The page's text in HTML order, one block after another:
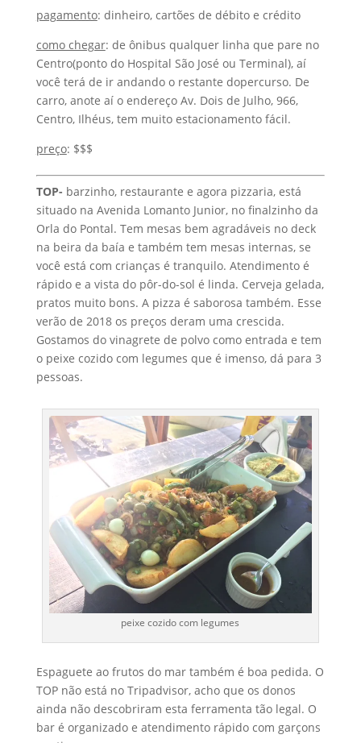
Centro, Ilhéus, tem muito estacionamento fácil.
: $$$
TOP- barzinho, restaurante e agora pizzaria, está
situado na Avenida Lomanto Junior, no finalzinho da
Orla do Pontal. Tem mesas bem agradáveis no deck
você está com crianças é tranquilo. Atendimento é
rápido e a vista do pôr-do-sol é linda. Cerveja gelada,
pratos muito bons. A pizza é saborosa também. Esse
verão de 2018 os preços deram uma crescida.
Gostamos do vinagrete de polvo como entrada e tem
o peixe cozido com legumes que é imenso, dá para 3
pessoas.
peixe cozido com legumes
Espaguete ao frutos do mar também é boa pedida. O
TOP não está no Tripadvisor, acho que os donos
ainda não descobriram esta ferramenta tão legal. O
bar é organizado e atendimento rápido com garçons